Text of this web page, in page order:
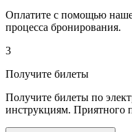
Оплатите с помощью
процесса бронирования.
3
Получите билеты
Получите билеты по
инструкциям. Приятного